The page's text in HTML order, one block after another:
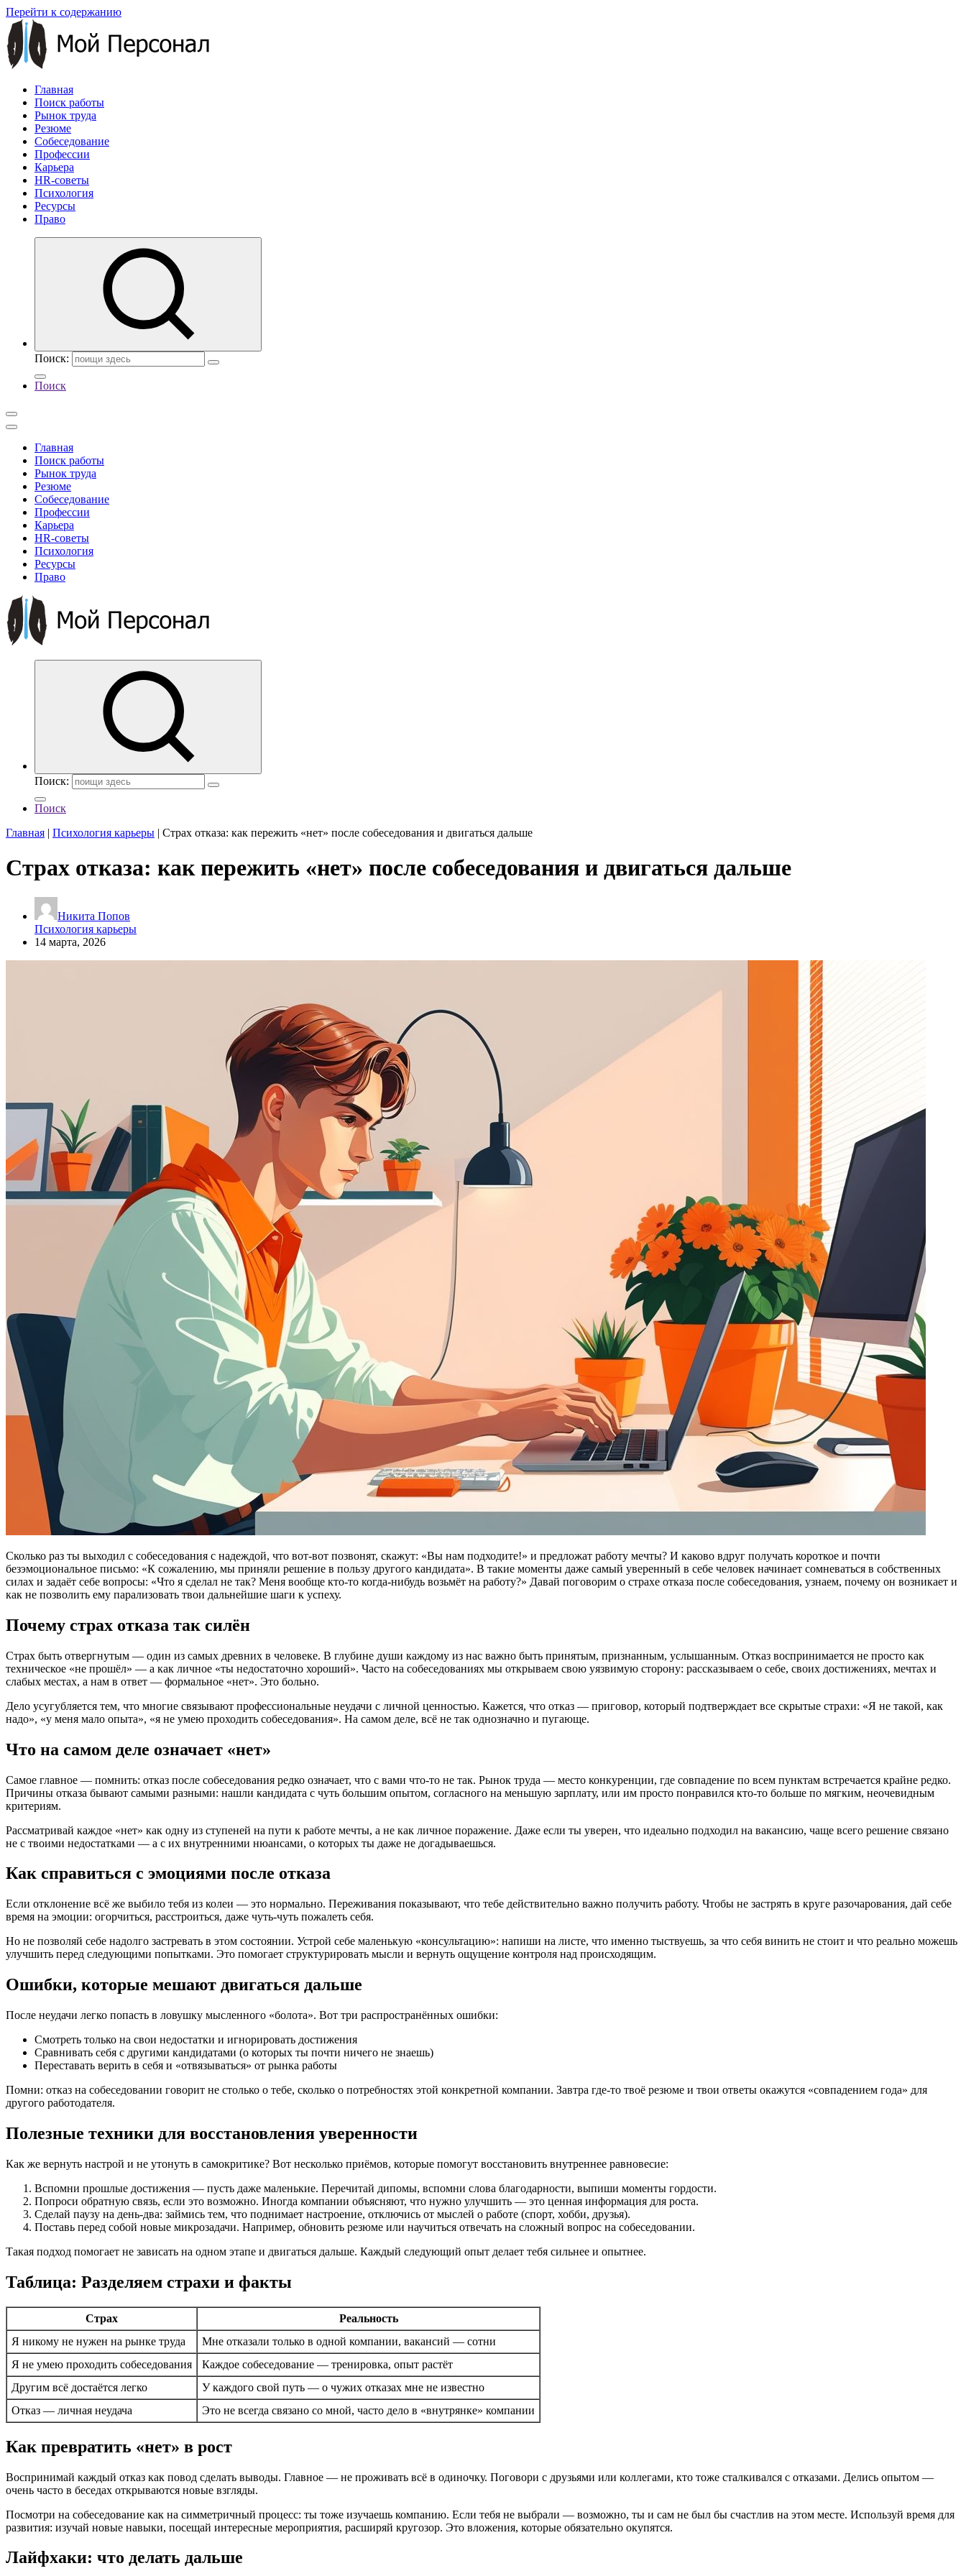
Перейти к содержанию
Главная
Поиск работы
Рынок труда
Резюме
Собеседование
Профессии
Карьера
HR-советы
Психология
Ресурсы
Право
Поиск:
Поиск
Главная
Поиск работы
Рынок труда
Резюме
Собеседование
Профессии
Карьера
HR-советы
Психология
Ресурсы
Право
Поиск:
Поиск
Главная | Психология карьеры | Страх отказа: как пережить «нет» после собеседования и двигаться дальше
Страх отказа: как пережить «нет» после собеседования и двигаться дальше
Никита Попов
Психология карьеры
14 марта, 2026
Сколько раз ты выходил с собеседования с надеждой, что вот-вот позвонят, скажут: «Вы нам подходите!» и предложат работу мечты? И каково вдруг получать короткое и почти
безэмоциональное письмо: «К сожалению, мы приняли решение в пользу другого кандидата». В такие моменты даже самый уверенный в себе человек начинает сомневаться в собственных
силах и задаёт себе вопросы: «Что я сделал не так? Меня вообще кто-то когда-нибудь возьмёт на работу?» Давай поговорим о страхе отказа после собеседования, узнаем, почему он возникает и
как не позволить ему парализовать твои дальнейшие шаги к успеху.
Почему страх отказа так силён
Страх быть отвергнутым — один из самых древних в человеке. В глубине души каждому из нас важно быть принятым, признанным, услышанным. Отказ воспринимается не просто как
техническое «не прошёл» — а как личное «ты недостаточно хороший». Часто на собеседованиях мы открываем свою уязвимую сторону: рассказываем о себе, своих достижениях, мечтах и
слабых местах, а нам в ответ — формальное «нет». Это больно.
Дело усугубляется тем, что многие связывают профессиональные неудачи с личной ценностью. Кажется, что отказ — приговор, который подтверждает все скрытые страхи: «Я не такой, как
надо», «у меня мало опыта», «я не умею проходить собеседования». На самом деле, всё не так однозначно и пугающе.
Что на самом деле означает «нет»
Самое главное — помнить: отказ после собеседования редко означает, что с вами что-то не так. Рынок труда — место конкуренции, где совпадение по всем пунктам встречается крайне редко.
Причины отказа бывают самыми разными: нашли кандидата с чуть большим опытом, согласного на меньшую зарплату, или им просто понравился кто-то больше по мягким, неочевидным
критериям.
Рассматривай каждое «нет» как одну из ступеней на пути к работе мечты, а не как личное поражение. Даже если ты уверен, что идеально подходил на вакансию, чаще всего решение связано
не с твоими недостатками — а с их внутренними нюансами, о которых ты даже не догадываешься.
Как справиться с эмоциями после отказа
Если отклонение всё же выбило тебя из колеи — это нормально. Переживания показывают, что тебе действительно важно получить работу. Чтобы не застрять в круге разочарования, дай себе
время на эмоции: огорчиться, расстроиться, даже чуть-чуть пожалеть себя.
Но не позволяй себе надолго застревать в этом состоянии. Устрой себе маленькую «консультацию»: напиши на листе, что именно тыствуешь, за что себя винить не стоит и что реально можешь
улучшить перед следующими попытками. Это помогает структурировать мысли и вернуть ощущение контроля над происходящим.
Ошибки, которые мешают двигаться дальше
После неудачи легко попасть в ловушку мысленного «болота». Вот три распространённых ошибки:
Смотреть только на свои недостатки и игнорировать достижения
Сравнивать себя с другими кандидатами (о которых ты почти ничего не знаешь)
Переставать верить в себя и «отвязываться» от рынка работы
Помни: отказ на собеседовании говорит не столько о тебе, сколько о потребностях этой конкретной компании. Завтра где-то твоё резюме и твои ответы окажутся «совпадением года» для
другого работодателя.
Полезные техники для восстановления уверенности
Как же вернуть настрой и не утонуть в самокритике? Вот несколько приёмов, которые помогут восстановить внутреннее равновесие:
Вспомни прошлые достижения — пусть даже маленькие. Перечитай дипомы, вспомни слова благодарности, выпиши моменты гордости.
Попроси обратную связь, если это возможно. Иногда компании объясняют, что нужно улучшить — это ценная информация для роста.
Сделай паузу на день-два: займись тем, что поднимает настроение, отключись от мыслей о работе (спорт, хобби, друзья).
Поставь перед собой новые микрозадачи. Например, обновить резюме или научиться отвечать на сложный вопрос на собеседовании.
Такая подход помогает не зависать на одном этапе и двигаться дальше. Каждый следующий опыт делает тебя сильнее и опытнее.
Таблица: Разделяем страхи и факты
Страх
Реальность
Я никому не нужен на рынке труда
Мне отказали только в одной компании, вакансий — сотни
Я не умею проходить собеседования
Каждое собеседование — тренировка, опыт растёт
Другим всё достаётся легко
У каждого свой путь — о чужих отказах мне не известно
Отказ — личная неудача
Это не всегда связано со мной, часто дело в «внутрянке» компании
Как превратить «нет» в рост
Воспринимай каждый отказ как повод сделать выводы. Главное — не проживать всё в одиночку. Поговори с друзьями или коллегами, кто тоже сталкивался с отказами. Делись опытом —
очень часто в беседах открываются новые взгляды.
Посмотри на собеседование как на симметричный процесс: ты тоже изучаешь компанию. Если тебя не выбрали — возможно, ты и сам не был бы счастлив на этом месте. Используй время для
развития: изучай новые навыки, посещай интересные мероприятия, расширяй кругозор. Это вложения, которые обязательно окупятся.
Лайфхаки: что делать дальше